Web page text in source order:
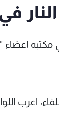
في مكتبه
اعرب